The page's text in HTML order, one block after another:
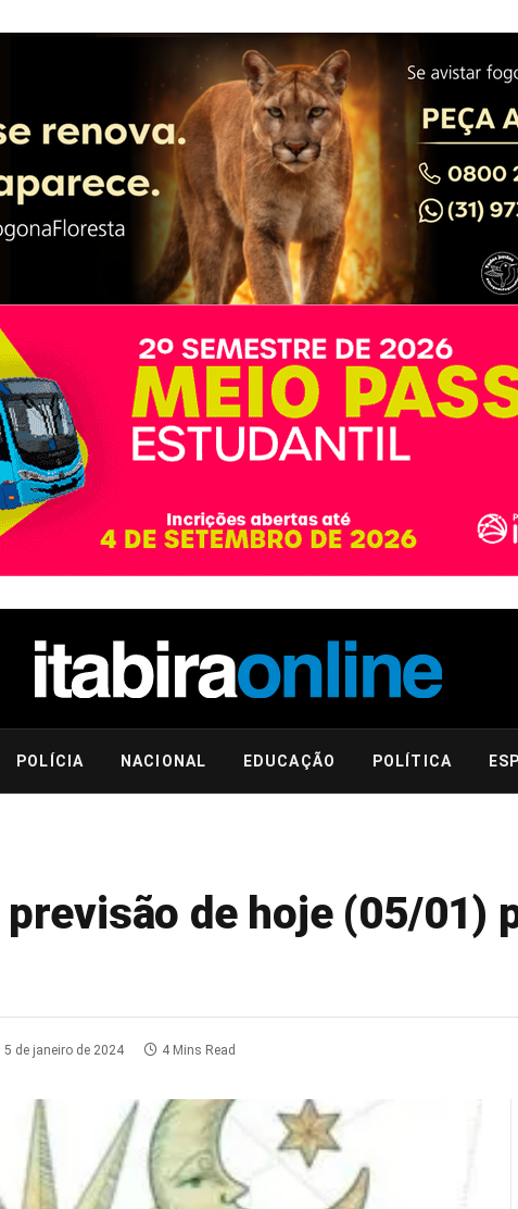
POLÍCIA NACIONAL EDUCAÇÃO POLÍTICA
de hoje (05/01)
5 de janeiro de 2024 4 Mins Read